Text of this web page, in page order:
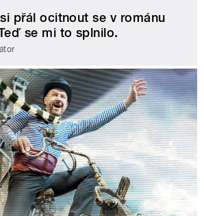
přál ocitnout se v románu
se mi to splnilo.